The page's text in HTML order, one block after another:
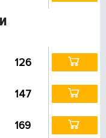
126
147
169